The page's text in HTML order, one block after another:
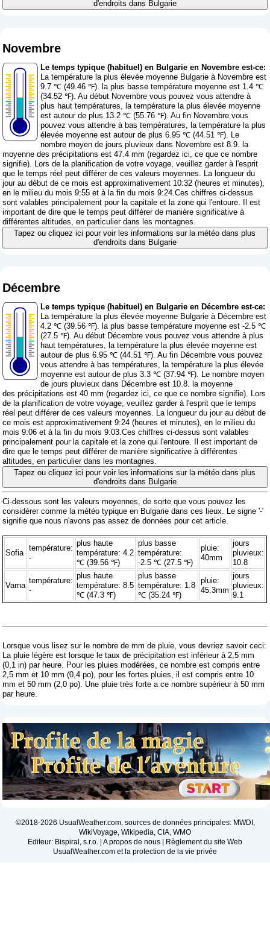
d'endroits dans Bulgarie
Novembre
Le temps typique (habituel) en Bulgarie en Novembre est-ce:
La température la plus élevée moyenne Bulgarie à Novembre est
9.7 ℃ (49.46 ℉). la plus basse température moyenne est 1.4 ℃
(34.52 ℉). Au début Novembre vous pouvez vous attendre à
plus haut températures, la température la plus élevée moyenne
est autour de plus 13.2 ℃ (55.76 ℉). Au fin Novembre vous
pouvez vous attendre à bas températures, la température la plus
élevée moyenne est autour de plus 6.95 ℃ (44.51 ℉). Le
nombre moyen de jours pluvieux dans Novembre est 8.9. la
moyenne des précipitations est 47.4 mm (regardez ici, ce que ce nombre
signifie). Lors de la planification de votre voyage, veuillez garder à l'esprit
que le temps réel peut différer de ces valeurs moyennes. La longueur du
jour au début de ce mois est approximativement 10:32 (heures et minutes),
en le milieu du mois 9:55 et à la fin du mois 9:24.Ces chiffres ci-dessus
sont valables principalement pour la capitale et la zone qui l'entoure. Il est
important de dire que le temps peut différer de manière significative à
différentes altitudes, en particulier dans les montagnes.
Tapez ou cliquez ici pour voir les informations sur la météo dans plus
d'endroits dans Bulgarie
Décembre
Le temps typique (habituel) en Bulgarie en Décembre est-ce:
La température la plus élevée moyenne Bulgarie à Décembre est
4.2 ℃ (39.56 ℉). la plus basse température moyenne est -2.5 ℃
(27.5 ℉). Au début Décembre vous pouvez vous attendre à plus
haut températures, la température la plus élevée moyenne est
autour de plus 6.95 ℃ (44.51 ℉). Au fin Décembre vous pouvez
vous attendre à bas températures, la température la plus élevée
moyenne est autour de plus 3.3 ℃ (37.94 ℉). Le nombre moyen
de jours pluvieux dans Décembre est 10.8. la moyenne
des précipitations est 40 mm (regardez ici, ce que ce nombre signifie). Lors
de la planification de votre voyage, veuillez garder à l'esprit que le temps
réel peut différer de ces valeurs moyennes. La longueur du jour au début de
ce mois est approximativement 9:24 (heures et minutes), en le milieu du
mois 9:06 et à la fin du mois 9:03.Ces chiffres ci-dessus sont valables
principalement pour la capitale et la zone qui l'entoure. Il est important de
dire que le temps peut différer de manière significative à différentes
altitudes, en particulier dans les montagnes.
Tapez ou cliquez ici pour voir les informations sur la météo dans plus
d'endroits dans Bulgarie
Ci-dessous sont les valeurs moyennes, de sorte que vous pouvez les
considérer comme la météo typique en Bulgarie dans ces lieux. Le signe '-'
signifie que nous n'avons pas assez de données pour cet article.
Sofia
température:
-
plus haute
température: 4.2
℃ (39.56 ℉)
plus basse
température:
-2.5 ℃ (27.5 ℉)
pluie:
40mm
jours
pluvieux:
10.8
Varna
température:
-
plus haute
température: 8.5
℃ (47.3 ℉)
plus basse
température: 1.8
℃ (35.24 ℉)
pluie:
45.3mm
jours
pluvieux:
9.1
Lorsque vous lisez sur le nombre de mm de pluie, vous devriez savoir ceci:
La pluie légère est lorsque le taux de précipitation est inférieur à 2,5 mm
(0,1 in) par heure. Pour les pluies modérées, ce nombre est compris entre
2,5 mm et 10 mm (0,4 po), pour les fortes pluies, il est compris entre 10
mm et 50 mm (2,0 po). Une pluie très forte a ce nombre supérieur à 50 mm
par heure.
©2018-2026 UsualWeather.com, sources de données principales: MWDI,
WikiVoyage, Wikipedia, CIA, WMO
Editeur: Bispiral, s.r.o. | A propos de nous | Règlement du site Web
UsualWeather.com et la protection de la vie privée